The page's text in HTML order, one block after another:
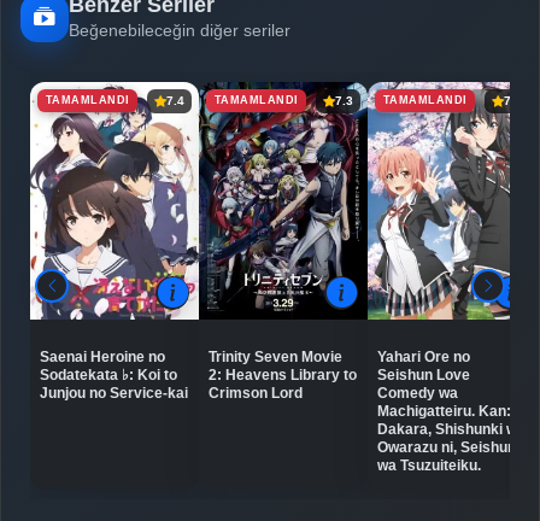
Beğenebileceğin diğer seriler
TAMAMLANDI 7.4
Saenai Heroine no
Sodatekata ♭: Koi to
Junjou no Service-kai
TAMAMLANDI 7.3
Trinity Seven Movie
2: Heavens Library to
Crimson Lord
TAMAMLANDI 7.8
Yahari Ore no
Seishun Love
Comedy wa
Machigatteiru. Kan:
Dakara, Shishunki wa
Owarazu ni, Seishun
wa Tsuzuiteiku.